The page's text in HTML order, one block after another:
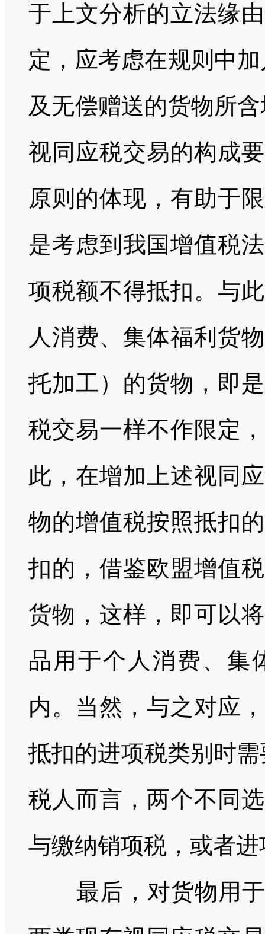
于上文分析的立法缘
定，应考虑在规则中
及无偿赠送的货物所
视同应税交易的构成
原则的体现，有助于
是考虑到我国增值税
项税额不得抵扣。与
人消费、集体福利货
托加工）的货物，即
税交易一样不作限定
此，在增加上述视同
物的增值税按照抵扣
扣的，借鉴欧盟增值
货物，这样，即可以
品用于个人消费、集
内。当然，与之对应
抵扣的进项税类别时
税人而言，两个不同
与缴纳销项税，或者
最后，对货物用于